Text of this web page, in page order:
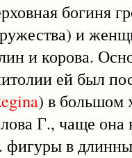
богиня
и
и корова.
ей был
) в большом
Г., чаще она
фигуры в